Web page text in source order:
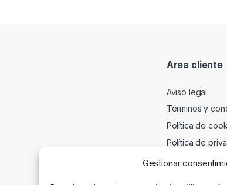
Gestionar
Area cliente
Aviso legal
Términos y
Política de
Política de